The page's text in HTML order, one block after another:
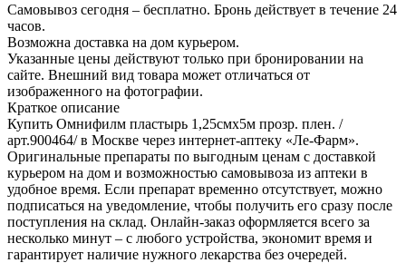
Самовывоз сегодня – бесплатно. Бронь действует в течение 24
часов.
Возможна доставка на дом курьером.
Указанные цены действуют только при бронировании на
сайте. Внешний вид товара может отличаться от
изображенного на фотографии.
Краткое описание
Купить Омнифилм пластырь 1,25смх5м прозр. плен. /
арт.900464/ в Москве через интернет-аптеку «Ле-Фарм».
Оригинальные препараты по выгодным ценам с доставкой
курьером на дом и возможностью самовывоза из аптеки в
удобное время. Если препарат временно отсутствует, можно
подписаться на уведомление, чтобы получить его сразу после
поступления на склад. Онлайн-заказ оформляется всего за
несколько минут – с любого устройства, экономит время и
гарантирует наличие нужного лекарства без очередей.